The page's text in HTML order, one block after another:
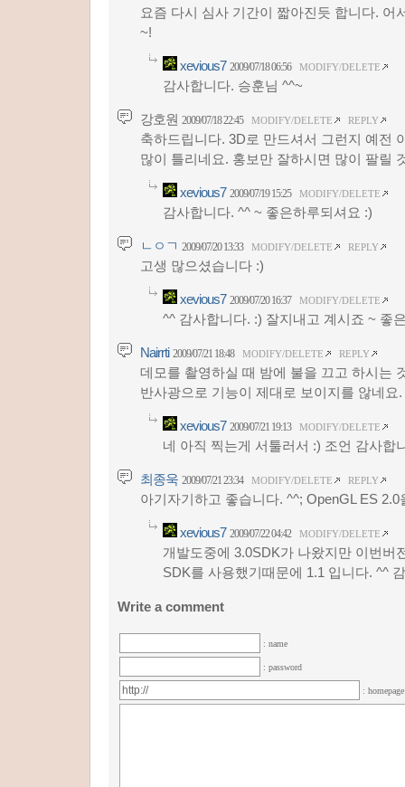
요즘 다시 심사 기간이 짧아진듯 합니다. 어
~!
xevious7 2009/07/18 06:56 MODIFY/DELETE
감사합니다. 승훈님 ^^~
강호원 2009/07/18 22:45 MODIFY/DELETE REPLY
축하드립니다. 3D로 만드셔서 그런지 예전
많이 틀리네요. 홍보만 잘하시면 많이 팔릴
xevious7 2009/07/19 15:25 MODIFY/DELETE
감사합니다. ^^ ~ 좋은하루되셔요 :)
ㄴㅇㄱ 2009/07/20 13:33 MODIFY/DELETE REPLY
고생 많으셨습니다 :)
xevious7 2009/07/20 16:37 MODIFY/DELETE
^^ 감사합니다. :) 잘지내고 계시죠 ~ 좋
Nairrti 2009/07/21 18:48 MODIFY/DELETE REPLY
데모를 촬영하실 때 밤에 불을 끄고 하시는
반사광으로 기능이 제대로 보이지를 않네요.
xevious7 2009/07/21 19:13 MODIFY/DELETE
네 아직 찍는게 서툴러서 :) 조언 감사합
최종욱 2009/07/21 23:34 MODIFY/DELETE REPLY
아기자기하고 좋습니다. ^^; OpenGL ES 2.0
xevious7 2009/07/22 04:42 MODIFY/DELETE
개발도중에 3.0SDK가 나왔지만 이번버
SDK를 사용했기때문에 1.1 입니다. ^^
Write a comment
: name
: password
: